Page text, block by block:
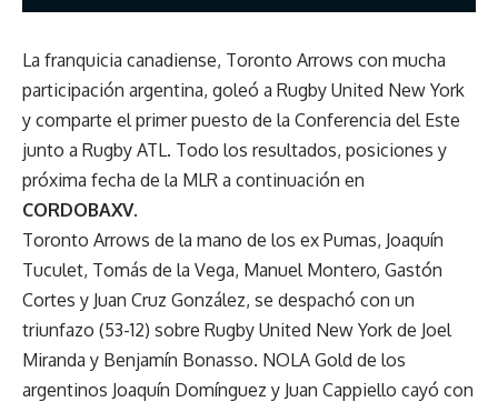
La franquicia canadiense, Toronto Arrows con mucha
participación argentina, goleó a Rugby United New York
y comparte el primer puesto de la Conferencia del Este
junto a Rugby ATL. Todo los resultados, posiciones y
próxima fecha de la MLR a continuación en
CORDOBAXV.
Toronto Arrows de la mano de los ex Pumas, Joaquín
Tuculet, Tomás de la Vega, Manuel Montero, Gastón
Cortes y Juan Cruz González, se despachó con un
triunfazo (53-12) sobre Rugby United New York de Joel
Miranda y Benjamín Bonasso. NOLA Gold de los
argentinos Joaquín Domínguez y Juan Cappiello cayó con